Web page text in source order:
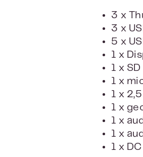
3 x
3 x
5 x
1 x
1 x
1 x
1 x
1 x
1 x
1 x
1 x